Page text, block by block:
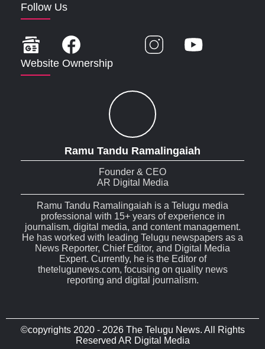
Follow Us
Website Ownership
Ramu Tandu Ramalingaiah
Founder & CEO
AR Digital Media
Ramu Tandu Ramalingaiah is a Telugu media
professional with 15+ years of experience in
journalism, digital media, and content management.
He has worked with leading Telugu newspapers as a
News Reporter, Chief Editor, and Digital Media
Expert. Currently, he is the Editor of
thetelugunews.com, focusing on quality news
reporting and digital journalism.
©copyrights 2020 - 2026 The Telugu News. All Rights
Reserved AR Digital Media